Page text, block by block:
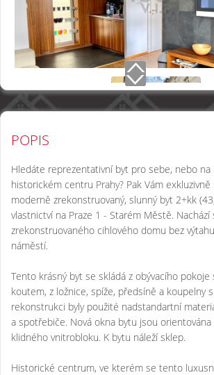
POPIS
Hledáte reprezentativní byt pro sebe, nebo na
historickém centru Prahy? Pak Vám
moderně zrekonstruovaný, slunný byt 2+kk
vlastnictví na Praze 1 - Starém Městě. Nachází
zrekonstruovaného cihlového domu bez
náměstí.
Tento krásný byt se skládá z obývacího pokoje
koutem, z ložnice, spíže, předsíně a koupelny
rekonstrukci byly použité nadstandartní
a spotřebiče. Nová okna bytu jsou orientována
klidného vnitrobloku. K bytu náleží sklep.
Historické centrum, ve kterém se tento